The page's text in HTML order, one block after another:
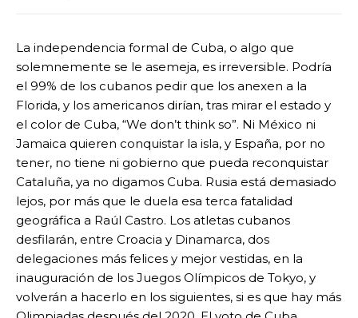
La independencia formal de Cuba, o algo que
solemnemente se le asemeja, es irreversible. Podría
el 99% de los cubanos pedir que los anexen a la
Florida, y los americanos dirían, tras mirar el estado y
el color de Cuba, “We don’t think so”. Ni México ni
Jamaica quieren conquistar la isla, y España, por no
tener, no tiene ni gobierno que pueda reconquistar
Cataluña, ya no digamos Cuba. Rusia está demasiado
lejos, por más que le duela esa terca fatalidad
geográfica a Raúl Castro. Los atletas cubanos
desfilarán, entre Croacia y Dinamarca, dos
delegaciones más felices y mejor vestidas, en la
inauguración de los Juegos Olímpicos de Tokyo, y
volverán a hacerlo en los siguientes, si es que hay más